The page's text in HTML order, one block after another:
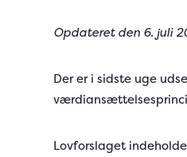
Opdateret den 6. juli
Der er i sidste uge
Lovforslaget